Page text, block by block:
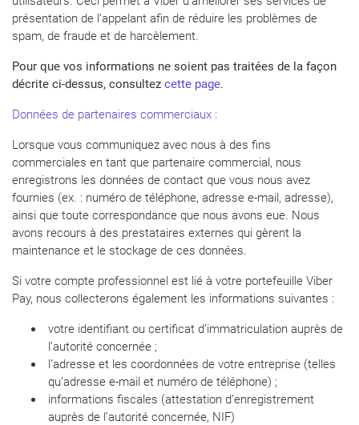
présentation de l’appelant afin de réduire les problèmes de
spam, de fraude et de harcèlement.
Pour que vos informations ne soient pas traitées de la façon
décrite ci-dessus, consultez cette page.
Données de partenaires commerciaux :
Lorsque vous communiquez avec nous à des fins
commerciales en tant que partenaire commercial, nous
enregistrons les données de contact que vous nous avez
fournies (ex. : numéro de téléphone, adresse e-mail, adresse),
ainsi que toute correspondance que nous avons eue. Nous
avons recours à des prestataires externes qui gèrent la
maintenance et le stockage de ces données.
Si votre compte professionnel est lié à votre portefeuille Viber
Pay, nous collecterons également les informations suivantes :
votre identifiant ou certificat d’immatriculation auprès de
l’autorité concernée ;
l’adresse et les coordonnées de votre entreprise (telles
qu’adresse e-mail et numéro de téléphone) ;
informations fiscales (attestation d’enregistrement
auprès de l’autorité concernée, NIF)